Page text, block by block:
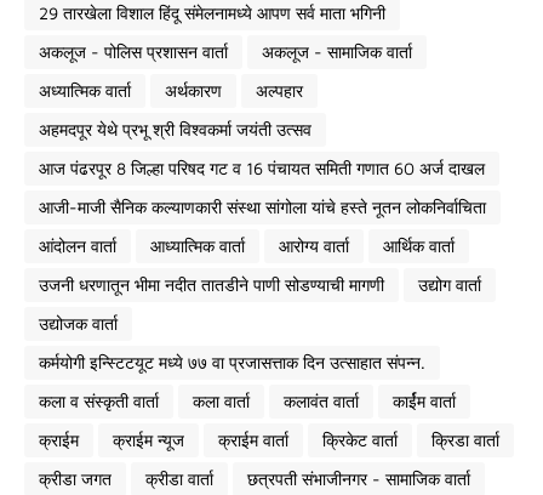
29 तारखेला विशाल हिंदू संमेलनामध्ये आपण सर्व माता भगिनी
अकलूज - पोलिस प्रशासन वार्ता
अकलूज - सामाजिक वार्ता
अध्यात्मिक वार्ता
अर्थकारण
अल्पहार
अहमदपूर येथे प्रभू श्री विश्वकर्मा जयंती उत्सव
आज पंढरपूर 8 जिल्हा परिषद गट व 16 पंचायत समिती गणात 60 अर्ज दाखल
आजी-माजी सैनिक कल्याणकारी संस्था सांगोला यांचे हस्ते नूतन लोकनिर्वाचिता
आंदोलन वार्ता
आध्यात्मिक वार्ता आरोग्य वार्ता
आर्थिक वार्ता
उजनी धरणातून भीमा नदीत तातडीने पाणी सोडण्याची मागणी
उद्योग वार्ता
उद्योजक वार्ता
कर्मयोगी इन्स्टिटयूट मध्ये ७७ वा प्रजासत्ताक दिन उत्साहात संपन्न.
कला व संस्कृती वार्ता
कला वार्ता कलावंत वार्ता
कार्ईम वार्ता
क्राईम
क्राईम न्यूज क्राईम वार्ता क्रिकेट वार्ता
क्रिडा वार्ता
क्रीडा जगत
क्रीडा वार्ता
छत्रपती संभाजीनगर - सामाजिक वार्ता